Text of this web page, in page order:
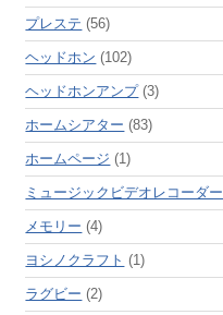
プレステ (56)
ヘッドホン (102)
ヘッドホンアンプ(3)
ホームシアター (83)
ホームページ (1)
ミュージックビデオレコーダー
メモリー (4)
ヨシノクラフト (1)
ラグビー (2)